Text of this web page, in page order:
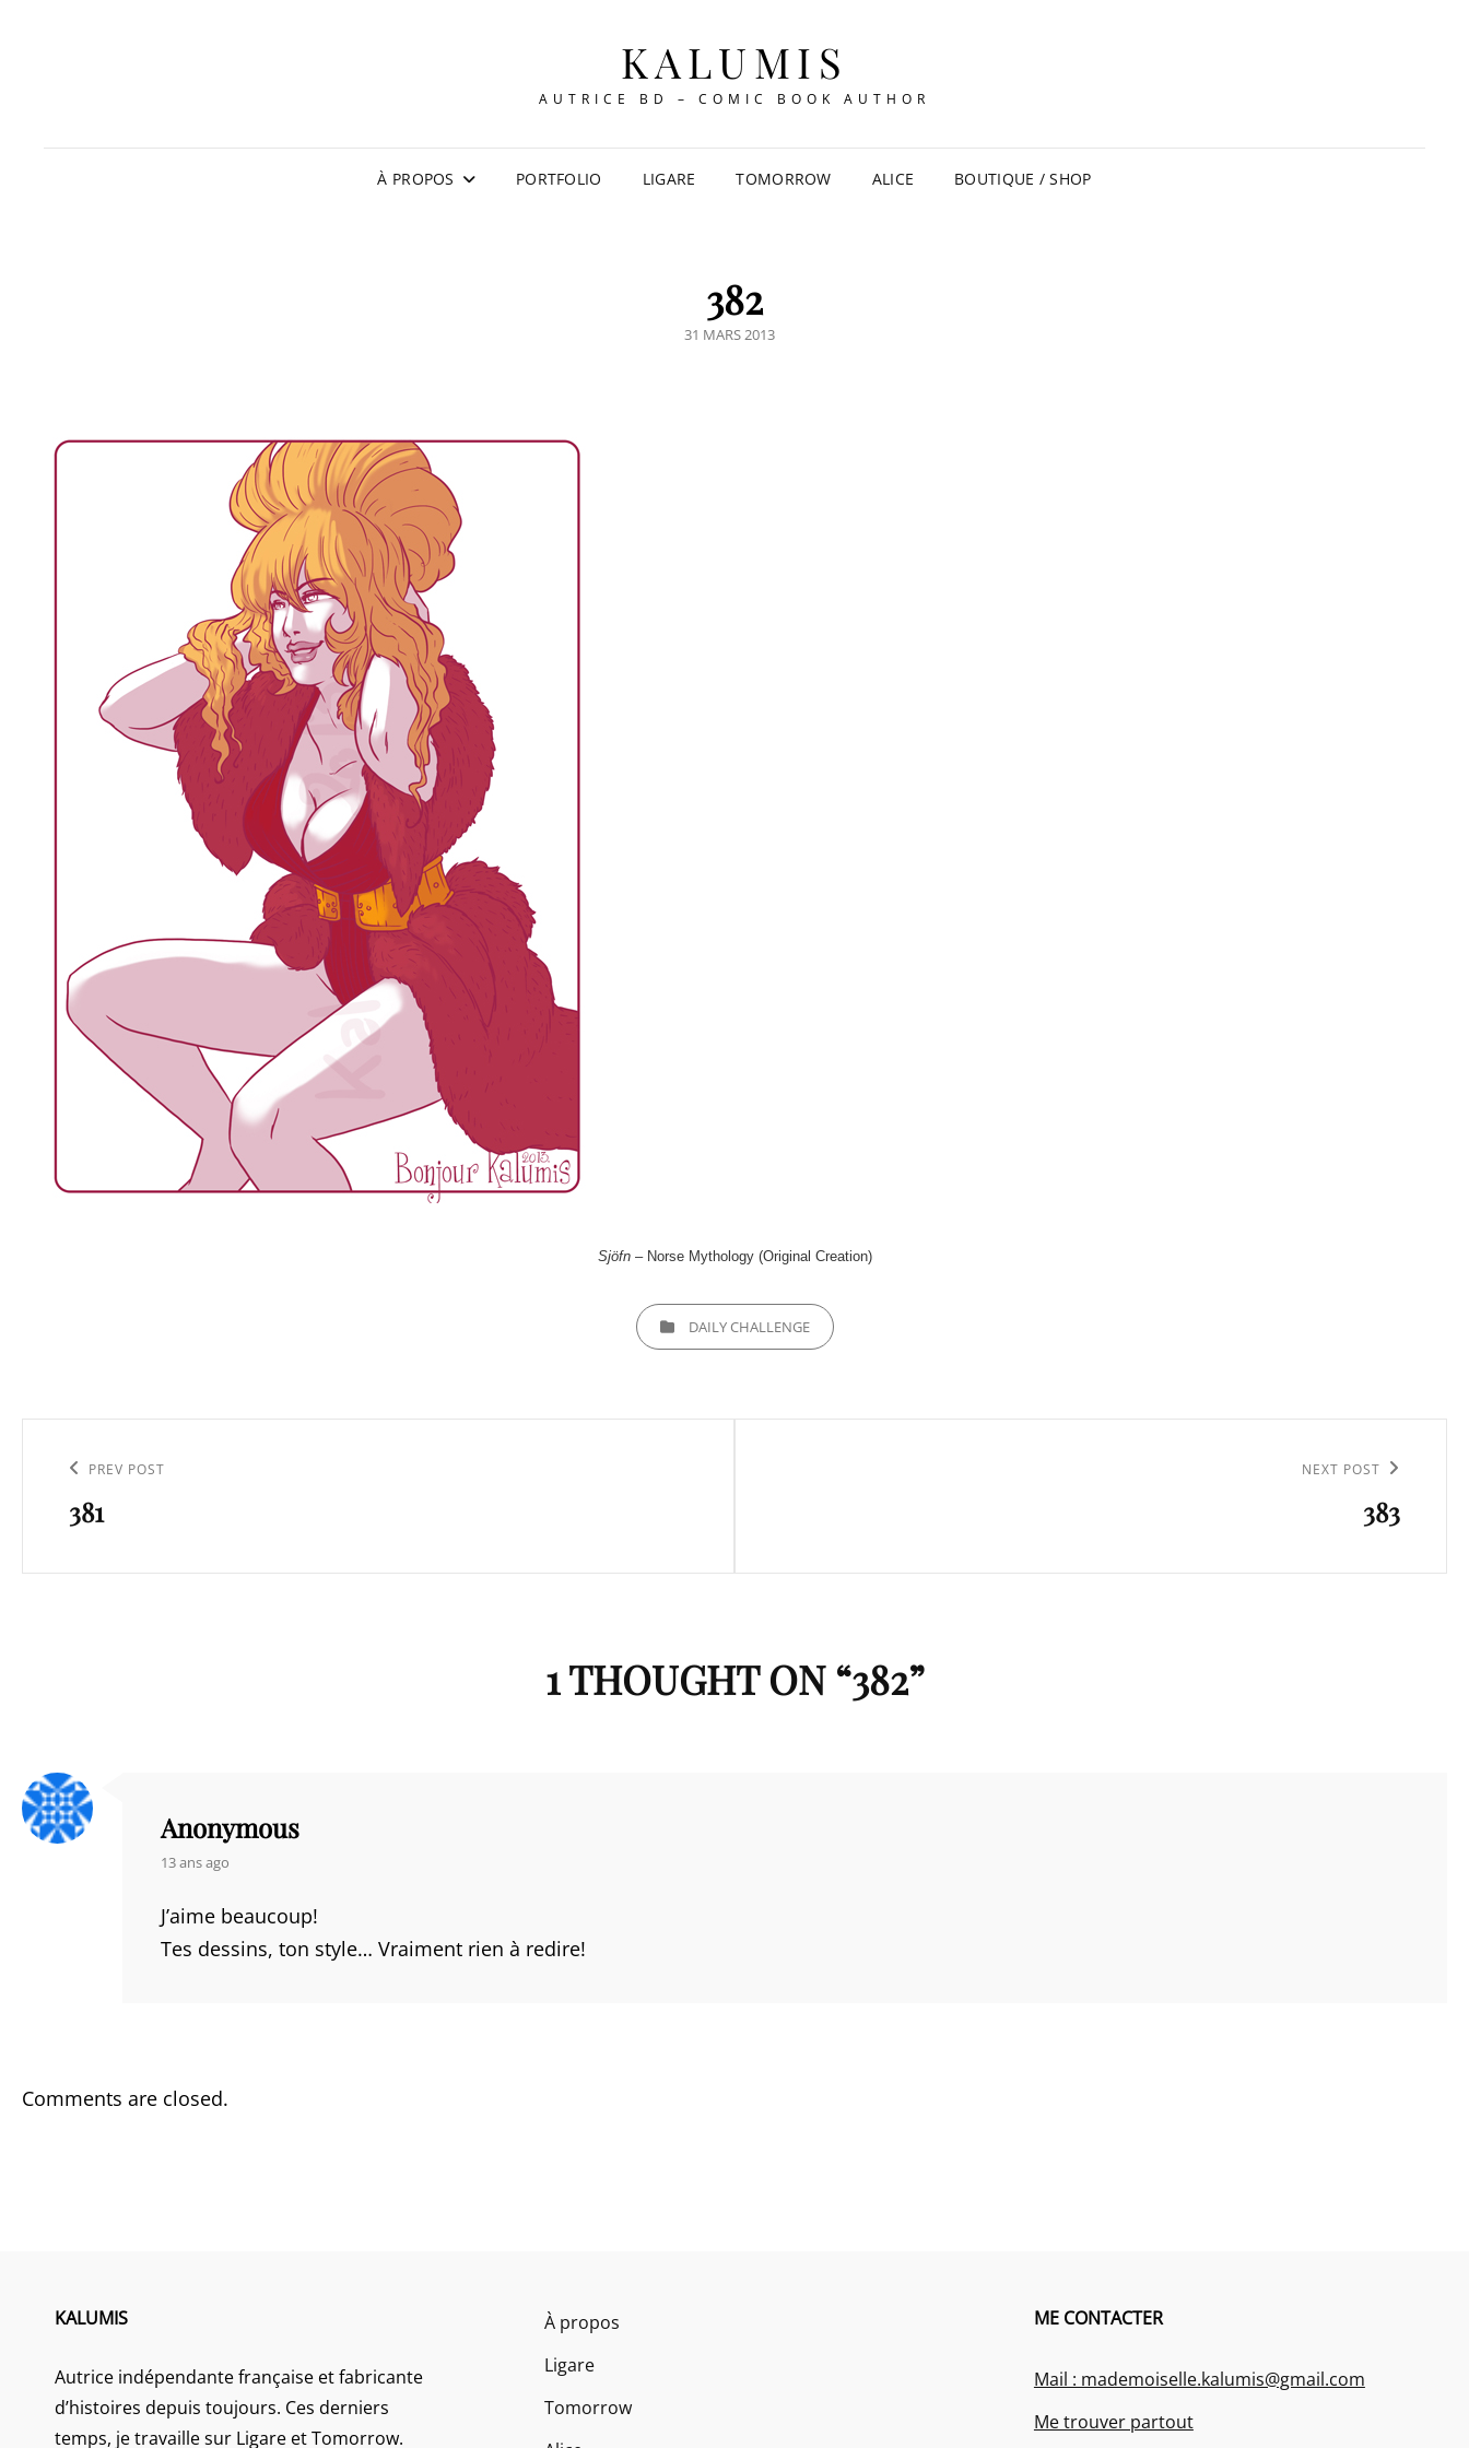
KALUMIS
AUTRICE BD – COMIC BOOK AUTHOR
À PROPOS PORTFOLIO LIGARE TOMORROW ALICE BOUTIQUE / SHOP
382
POSTED
31 MARS 2013
Sjöfn – Norse Mythology (Original Creation)
CATEGORIESDAILY CHALLENGE
l’article
Previous
Post
PREV POST
381
NEXT POST
383
1 THOUGHT ON “382”
Anonymous
says:
13 ans ago
J’aime beaucoup!
Tes dessins, ton style… Vraiment rien à redire!
Comments are closed.
KALUMIS
Autrice indépendante française et fabricante
d’histoires depuis toujours. Ces derniers
temps, je travaille sur Ligare et Tomorrow.
À propos
Ligare
Tomorrow
ME CONTACTER
Mail : mademoiselle.kalumis@gmail.com
Me trouver partout